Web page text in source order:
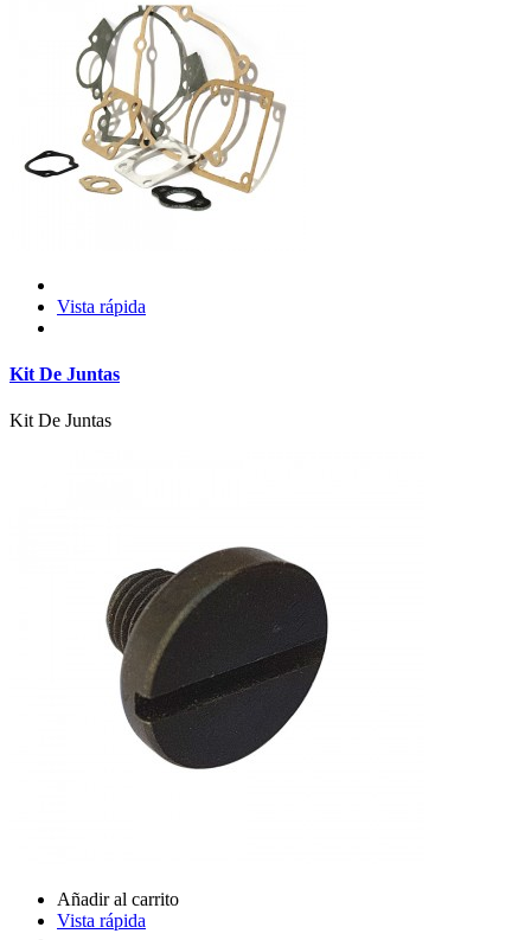
Vista rápida
Kit De Juntas
Kit De Juntas
Añadir al carrito
Vista rápida